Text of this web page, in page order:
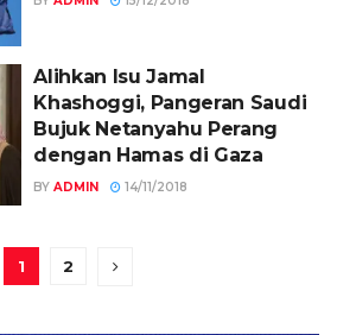
Alihkan Isu Jamal
Khashoggi, Pangeran Saudi
Bujuk Netanyahu Perang
dengan Hamas di Gaza
BY ADMIN 14/11/2018
1 2